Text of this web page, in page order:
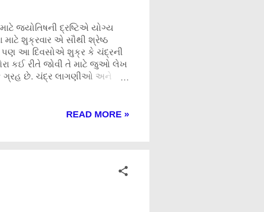
જ્યોતિષની દ્રષ્ટિએ યોગ્ય
માટે શુક્રવાર એ સૌથી શ્રેષ્ઠ
પણ આ દિવસોએ શુક્ર કે ચંદ્રની
કઈ રીતે જોવી તે માટે જુઓ લેખ
ગ્રહ છે. ચંદ્ર લાગણીઓ અને
પરથી પસાર થઈ રહેલો ચંદ્ર
READ MORE »